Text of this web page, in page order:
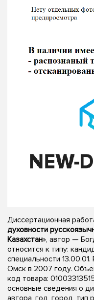
Диссертационная
духовности
Казахстан», автор —
относится к типу:
специальности
Омск в 2007 году.
код товара:
основные сведения о
автора, год, город, тип